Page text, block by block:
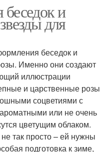
и
для
беседок и
Именно они создают
иллюстрации
и царственные розы
соцветиями с
или не очень
цветущим облаком.
так просто – ей нужны
подготовка к зиме,